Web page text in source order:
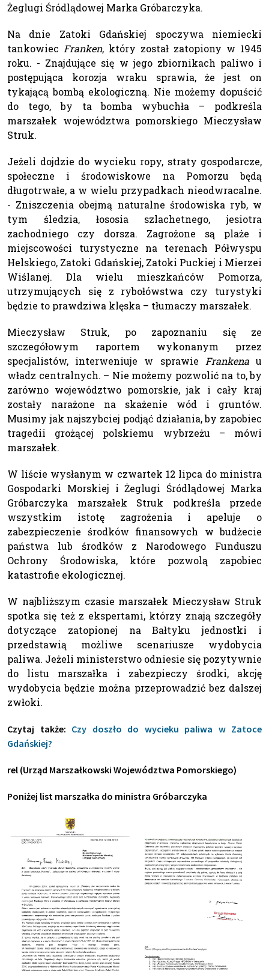
Żeglugi Śródlądowej Marka Gróbarczyka.
Na dnie Zatoki Gdańskiej spoczywa niemiecki
tankowiec Franken, który został zatopiony w 1945
roku. - Znajdujące się w jego zbiornikach paliwo i
postępująca korozja wraku sprawia, że jest on
tykającą bombą ekologiczną. Nie możemy dopuścić
do tego, by ta bomba wybuchła – podkreśla
marszałek województwa pomorskiego Mieczysław
Struk.
Jeżeli dojdzie do wycieku ropy, straty gospodarcze,
społeczne i środowiskowe na Pomorzu będą
długotrwałe, a w wielu przypadkach nieodwracalne.
- Zniszczenia obejmą naturalne środowiska ryb, w
tym śledzia, łososia szlachetnego, jesiotra
zachodniego czy dorsza. Zagrożone są plaże i
miejscowości turystyczne na terenach Półwyspu
Helskiego, Zatoki Gdańskiej, Zatoki Puckiej i Mierzei
Wiślanej. Dla wielu mieszkańców Pomorza,
utrzymujących się z rybołówstwa czy turystyki
będzie to prawdziwa klęska – tłumaczy marszałek.
Mieczysław Struk, po zapoznaniu się ze
szczegółowym raportem wykonanym przez
specjalistów, interweniuje w sprawie
Frankenau
władz centralnych. – Nie możemy pozwolić na to, by
zarówno województwo pomorskie, jak i cały kraj
zostały narażone na skażenie wód i gruntów.
Musimy jak najszybciej podjąć działania, by zapobiec
tragedii grożącej polskiemu wybrzeżu – mówi
marszałek.
W liście wysłanym w czwartek 12 lipca do ministra
Gospodarki Morskiej i Żeglugi Śródlądowej Marka
Gróbarczyka marszałek Struk podkreśla przede
wszystkim istotę zagrożenia i apeluje o
zabezpieczenie środków finansowych w budżecie
państwa lub środków z Narodowego Funduszu
Ochrony Środowiska, które pozwolą zapobiec
katastrofie ekologicznej.
W najbliższym czasie marszałek Mieczysław Struk
spotka się też z ekspertami, którzy znają szczegóły
dotyczące zatopionej na Bałtyku jednostki i
przedstawią możliwe scenariusze wydobycia
paliwa. Jeżeli ministerstwo odniesie się pozytywnie
do listu marszałka i zabezpieczy środki, akcję
wydobycia będzie można przeprowadzić bez dalszej
zwłoki.
Czytaj także: Czy doszło do wycieku paliwa w Zatoce
Gdańskiej?
rel (Urząd Marszałkowski Województwa Pomorskiego)
Poniżej list marszałka do ministra Gróbarczyka